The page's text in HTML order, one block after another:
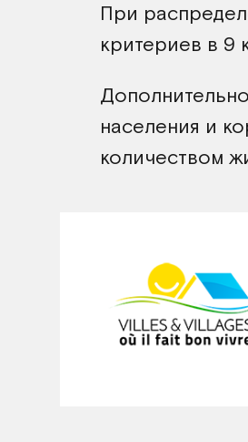
При
критериев в 9
населения и
количеством